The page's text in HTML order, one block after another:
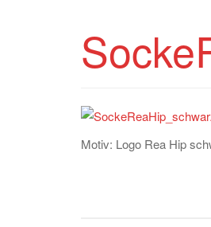
Motiv: Logo Rea Hip